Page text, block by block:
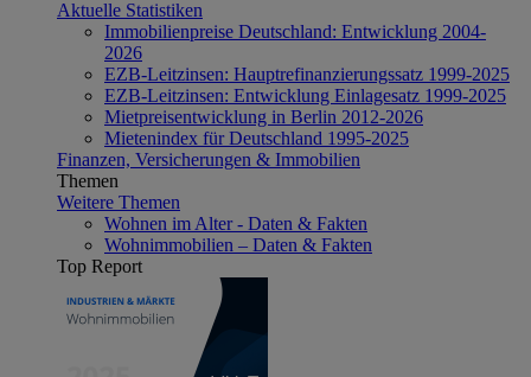
Aktuelle Statistiken
Immobilienpreise Deutschland: Entwicklung 2004-
2026
EZB-Leitzinsen: Hauptrefinanzierungssatz 1999-2025
EZB-Leitzinsen: Entwicklung Einlagesatz 1999-2025
Mietpreisentwicklung in Berlin 2012-2026
Mietenindex für Deutschland 1995-2025
Finanzen, Versicherungen & Immobilien
Themen
Weitere Themen
Wohnen im Alter - Daten & Fakten
Wohnimmobilien – Daten & Fakten
Top Report